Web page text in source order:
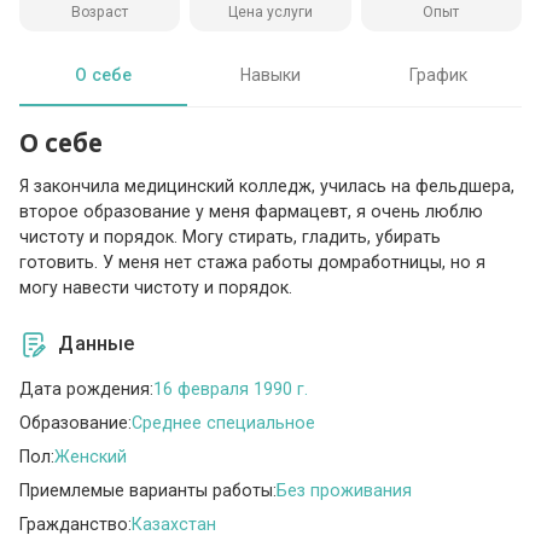
Возраст Цена услуги Опыт
О себе Навыки График
О себе
Я закончила медицинский колледж, училась на фельдшера,
второе образование у меня фармацевт, я очень люблю
чистоту и порядок. Могу стирать, гладить, убирать
готовить. У меня нет стажа работы домработницы, но я
могу навести чистоту и порядок.
Данные
Дата рождения:16 февраля 1990 г.
Образование:Среднее специальное
Пол:Женский
Приемлемые варианты работы:Без проживания
Гражданство:Казахстан